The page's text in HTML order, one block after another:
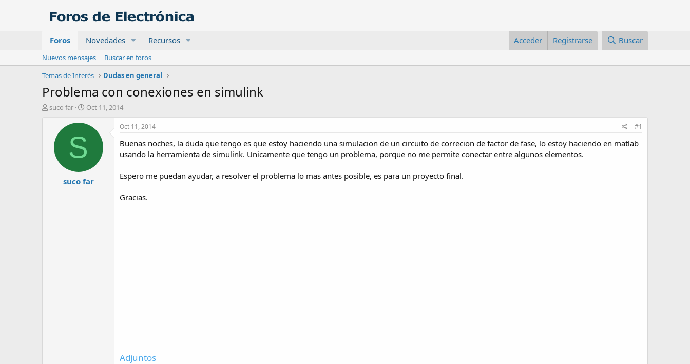
Foros Novedades Recursos Acceder Registrarse Buscar
Nuevos mensajes
Buscar en foros
Temas de Interés
Dudas en general
Problema con conexiones en simulink
A
suco far
F
c
a
d
i
n
Oct 11, 2014
S
suco far
Oct 11, 2014 #1
Buenas noches, la duda que tengo es que estoy haciendo una simulacion de un circuito de correcion de factor de fase, lo estoy haciendo en matlab
usando la herramienta de simulink. Unicamente que tengo un problema, porque no me permite conectar entre algunos elementos.
Espero me puedan ayudar, a resolver el problema lo mas antes posible, es para un proyecto final.
Gracias.
Adjuntos